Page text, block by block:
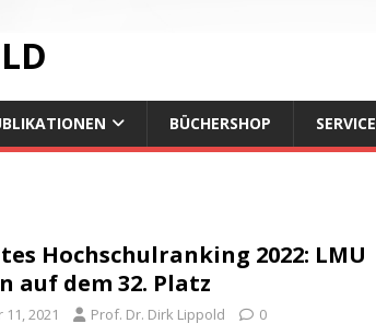
BÜCHERSHOP SERVICE
Hochschulranking 2022: LMU
auf dem 32. Platz
2021 Prof. Dr. Dirk Lippold 0